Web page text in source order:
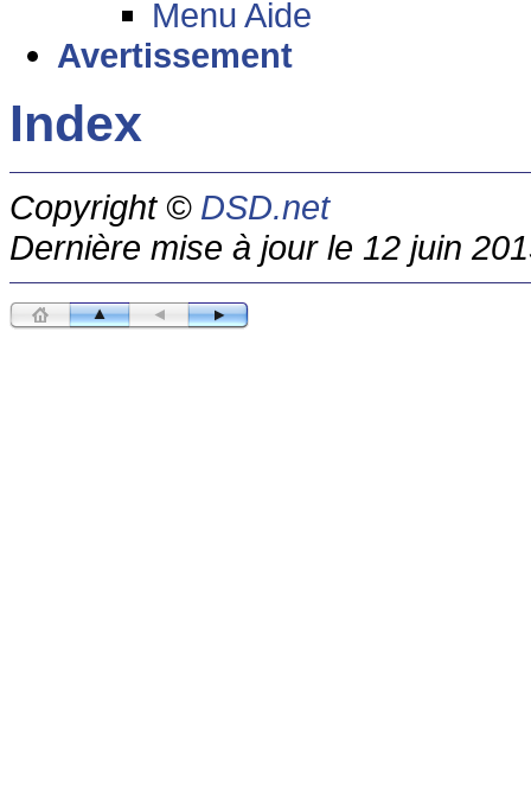
Menu Aide
Avertissement
Index
Copyright © DSD.net
Dernière mise à jour le 12 juin